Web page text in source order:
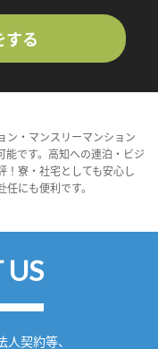
する
ン・マンスリーマンション
です。高知への連泊・ビジ
！寮・社宅としても安心し
にも便利です。
US
契約等、